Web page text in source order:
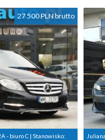
27 500 PLN brutto
- biuro C | Stanowisko: